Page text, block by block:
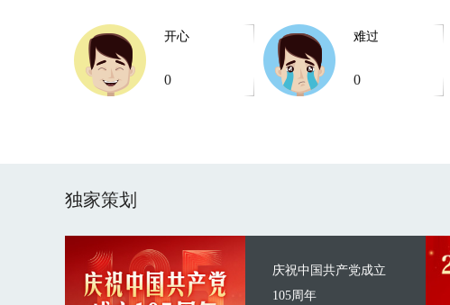
开心
0
难过
0
独家策划
庆祝中国共产党成立
105周年